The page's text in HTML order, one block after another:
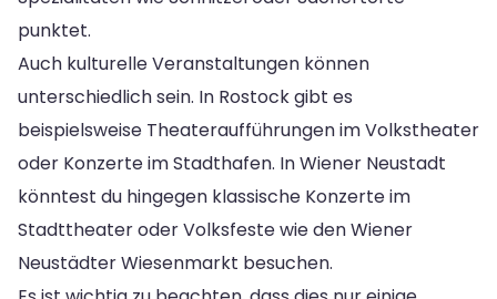
punktet.
Auch kulturelle Veranstaltungen können
unterschiedlich sein. In Rostock gibt es
beispielsweise Theateraufführungen im Volkstheater
oder Konzerte im Stadthafen. In Wiener Neustadt
könntest du hingegen klassische Konzerte im
Stadttheater oder Volksfeste wie den Wiener
Neustädter Wiesenmarkt besuchen.